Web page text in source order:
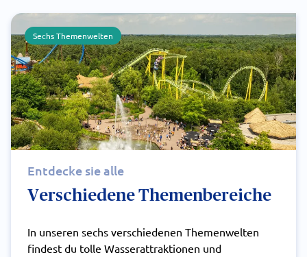
Sechs Themenwelten
Entdecke sie alle
Verschiedene Themenbereiche
In unseren sechs verschiedenen Themenwelten
findest du tolle Wasserattraktionen und